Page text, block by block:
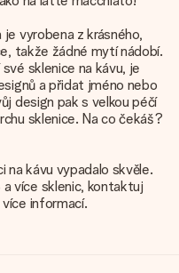
vyrobena z krásného,
takže žádné mytí nádobí.
sklenice na kávu, je
a přidat jméno nebo
design pak s velkou péčí
sklenice. Na co čekáš?
kávu vypadalo skvěle.
více sklenic, kontaktuj
informací.